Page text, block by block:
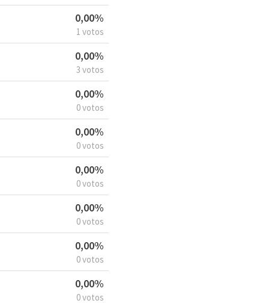
0,00%
1 votos
0,00%
3 votos
0,00%
0 votos
0,00%
0 votos
0,00%
0 votos
0,00%
0 votos
0,00%
0 votos
0,00%
0 votos